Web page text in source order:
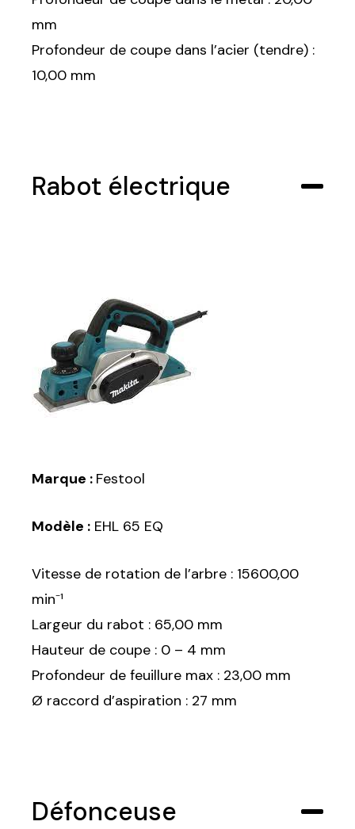
mm
Profondeur de coupe dans l’acier (tendre) :
10,00 mm
Rabot électrique
Marque : Festool
Modèle : EHL 65 EQ
Vitesse de rotation de l’arbre : 15600,00
min⁻¹
Largeur du rabot : 65,00 mm
Hauteur de coupe : 0 – 4 mm
Profondeur de feuillure max : 23,00 mm
Ø raccord d’aspiration : 27 mm
Défonceuse